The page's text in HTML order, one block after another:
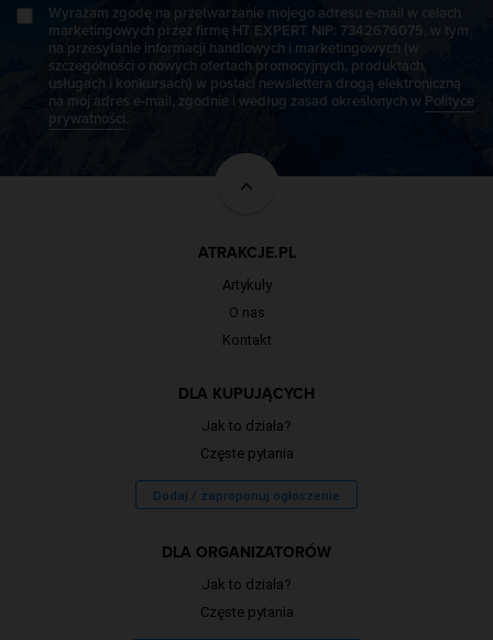
Wyrażam zgodę na przetwarzanie mojego adresu e-mail w celach
marketingowych przez firmę HT EXPERT NIP: 7342676075, w tym
na przesyłanie informacji handlowych i marketingowych (w
szczególności o nowych ofertach promocyjnych, produktach,
usługach i konkursach) w postaci newslettera drogą elektroniczną
na mój adres e-mail, zgodnie i według zasad określonych w Polityce
prywatności.
ATRAKCJE.PL
Artykuły
O nas
Kontakt
DLA KUPUJĄCYCH
Jak to działa?
Częste pytania
Dodaj / zaproponuj ogłoszenie
DLA ORGANIZATORÓW
Jak to działa?
Częste pytania